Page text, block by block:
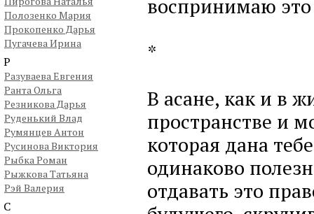
Полозенко Мария
Прокопенко Дарья
Пугачева Ирина
Р
Разуваева Евгения
Ранта Ольга
Резникова Дарья
Руденький Влад
Румянцев Антон
Русинова Виктория
Рыбка Роман
Рыжкова Татьяна
Рэй Валерия
С
воспринимаю
*
В асане, как и в
пространстве и
которая дана
одинаково
отдавать это